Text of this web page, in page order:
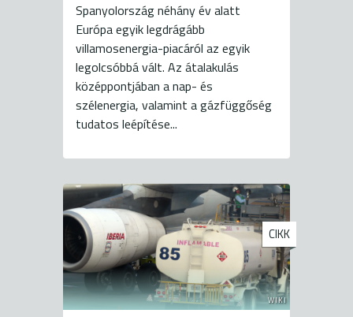
Spanyolország néhány év alatt
Európa egyik legdrágább
villamosenergia-piacáról az egyik
legolcsóbbá vált. Az átalakulás
középpontjában a nap- és
szélenergia, valamint a gázfüggőség
tudatos leépítése...
WIKI
CIKK